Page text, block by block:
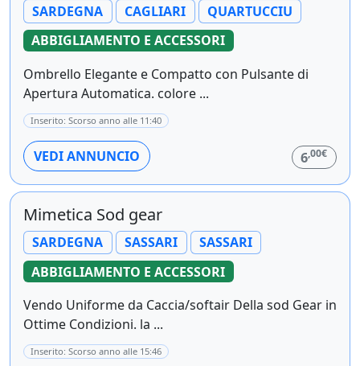
SARDEGNA CAGLIARI
QUARTUCCIU
ABBIGLIAMENTO E ACCESSORI
Ombrello Elegante e Compatto con Pulsante di
Apertura Automatica. colore ...
Inserito: Scorso anno alle 11:40
VEDI ANNUNCIO 6,00€
Mimetica Sod gear
SARDEGNA SASSARI
SASSARI
ABBIGLIAMENTO E ACCESSORI
Vendo Uniforme da Caccia/softair Della sod Gear in
Ottime Condizioni. la ...
Inserito: Scorso anno alle 15:46